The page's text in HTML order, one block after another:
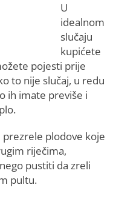
U
idealnom
slučaju
kupićete
pojesti prije
to nije slučaj, u redu
ih imate previše i
prezrele plodove koje
riječima,
pustiti da zreli
pultu.